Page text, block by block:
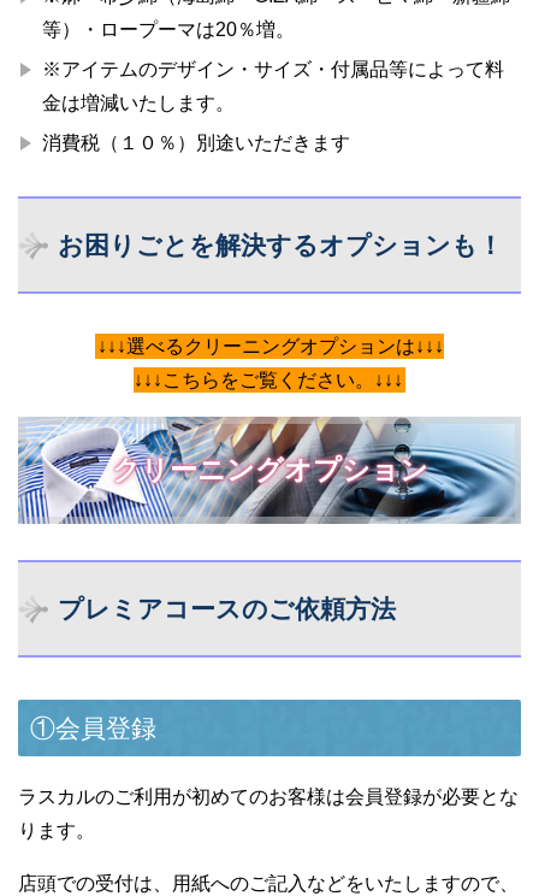
等）・ロープーマは20％増。
※アイテムのデザイン・サイズ・付属品等によって料
金は増減いたします。
消費税（１０％）別途いただきます
お困りごとを解決するオプションも！
↓↓↓選べるクリーニングオプションは↓↓↓
↓↓↓こちらをご覧ください。↓↓↓
クリーニングオプション
プレミアコースのご依頼方法
①会員登録
ラスカルのご利用が初めてのお客様は会員登録が必要とな
ります。
店頭での受付は、用紙へのご記入などをいたしますので、